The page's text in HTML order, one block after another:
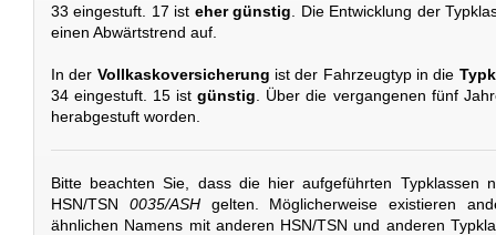
33 eingestuft. 17 ist eher günstig . Die Entwicklung der
einen Abwärtstrend auf.
In der Vollkaskoversicherung ist der Fahrzeugtyp in die
34 eingestuft. 15 istgünstig. Über die vergangenen fünf
herabgestuft worden.
Bitte beachten Sie, dass die hier aufgeführten Typklassen
HSN/TSN 0035/ASHgelten. Möglicherweise existieren
ähnlichen Namens mit anderen HSN/TSN und anderen